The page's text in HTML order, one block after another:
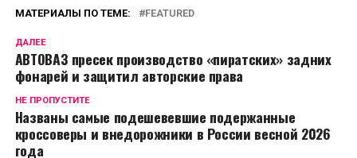
МАТЕРИАЛЫ ПО ТЕМЕ: FEATURED
ДАЛЕЕ
АВТОВАЗ пресек производство «пиратских» задних
фонарей и защитил авторские права
НЕ ПРОПУСТИТЕ
Названы самые подешевевшие подержанные
кроссоверы и внедорожники в России весной 2026
года